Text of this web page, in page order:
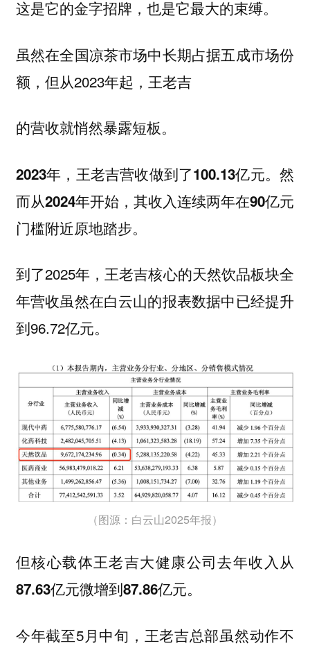
这是它的金字招牌，也是它最大的束缚。
虽然在全国凉茶市场中长期占据五成市场份
额，但从2023年起，王老吉
的营收就悄然暴露短板。
2023年，王老吉营收做到了100.13亿元。然
而从2024年开始，其收入连续两年在90亿元
门槛附近原地踏步。
到了2025年，王老吉核心的天然饮品板块全
年营收虽然在白云山的报表数据中已经提升
到96.72亿元。
（图源：白云山2025年报）
但核心载体王老吉大健康公司去年收入从
87.63亿元微增到87.86亿元。
今年截至5月中旬，王老吉总部虽然动作不